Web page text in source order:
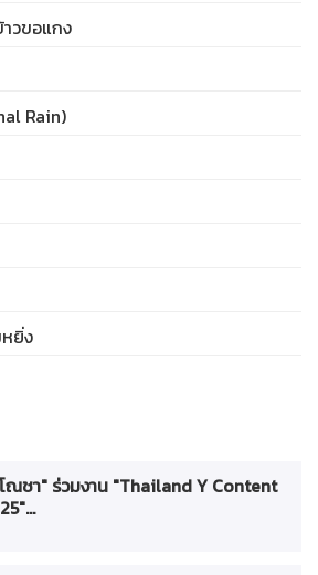
วขอแกง
Rain)
ยิ่ง
ณชา" ร่วมงาน "Thailand Y Content